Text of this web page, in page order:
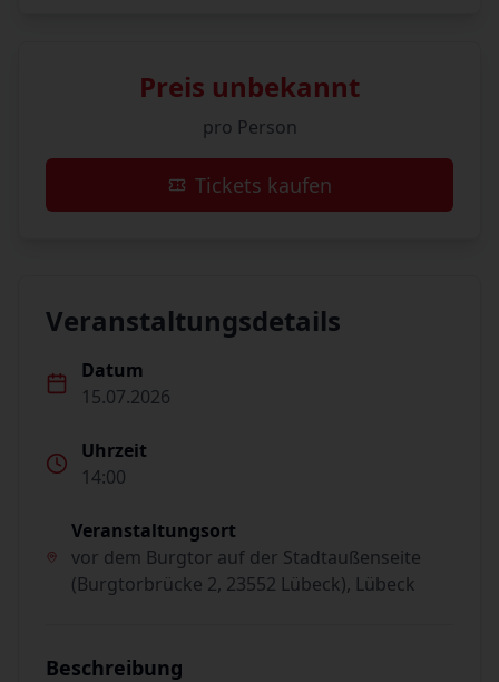
Preis unbekannt
pro Person
Tickets kaufen
Veranstaltungsdetails
Datum
15.07.2026
Uhrzeit
14:00
Veranstaltungsort
vor dem Burgtor auf der Stadtaußenseite
(Burgtorbrücke 2, 23552 Lübeck), Lübeck
Beschreibung